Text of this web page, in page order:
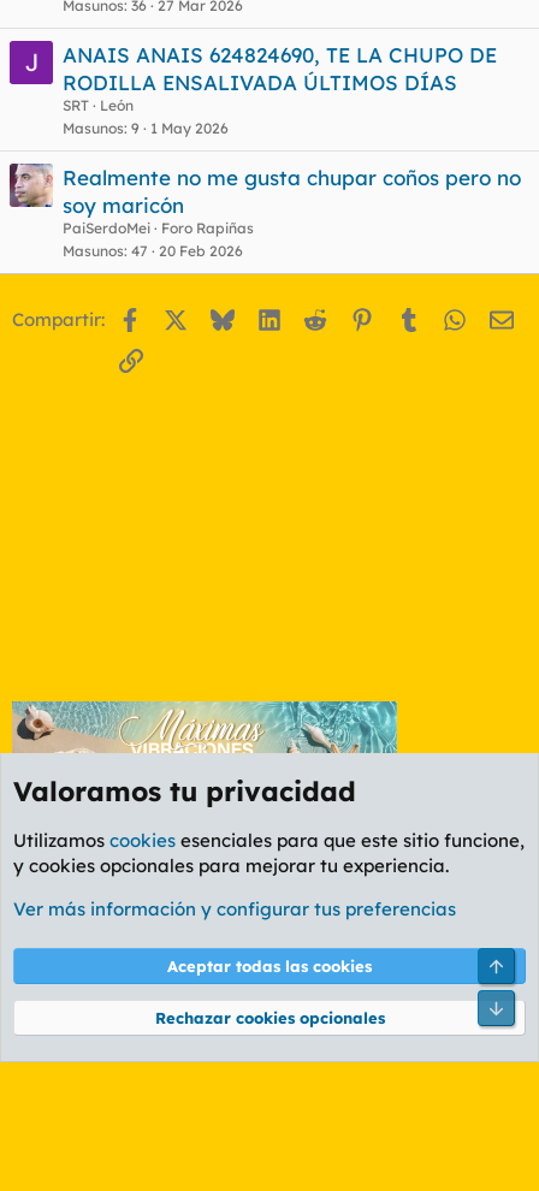
Masunos 36 27 Mar 2026
ANAIS ANAIS 624824690, TE LA CHUPO DE
RODILLA ENSALIVADA ÚLTIMOS DÍAS
SRT
León
Masunos 9 1 May 2026
Realmente no me gusta chupar coños pero no
soy maricón
PaiSerdoMei
Foro Rapiñas
Masunos 47 20 Feb 2026
Compartir: Facebook BlueskyLinkedIn
Reddit Pinterest
Tumblr
Enlace
Foro General
Cookies
PL OLDSTYLE AMARILLO
Términos y reglas Política de privacidad Ayuda
Community platform by XenForo® © 2010-2026 XenForo Ltd.
Valoramos tu privacidad
Utilizamos cookies esenciales para que este sitio funcione,
y cookies opcionales para mejorar tu experiencia.
Ver más información y configurar tus preferencias
Aceptar todas las cookies
Rechazar cookies opcionales
Pie